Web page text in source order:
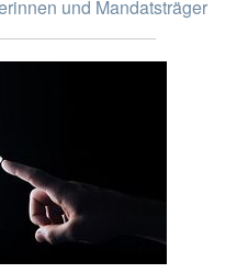
und Mandatsträger